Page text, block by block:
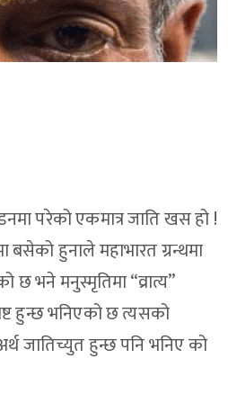
परेको एकमात्र जाति खस हो !
हुनाले महाभारत ग्रन्थमा
छ भने मनुस्मृतिमा “व्रात्य”
हुन्छ भनिएको छ त्यसको
जातिच्युत हुन्छ पनि भनिए को